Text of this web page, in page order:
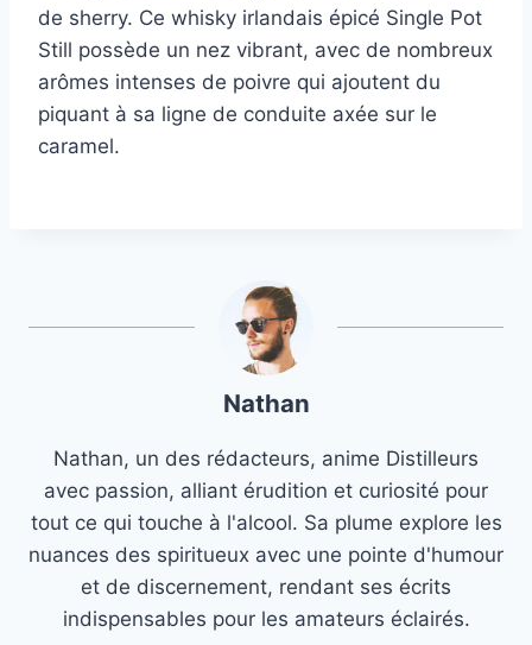
de sherry. Ce whisky irlandais épicé Single Pot
Still possède un nez vibrant, avec de nombreux
arômes intenses de poivre qui ajoutent du
piquant à sa ligne de conduite axée sur le
caramel.
Nathan
Nathan, un des rédacteurs, anime Distilleurs
avec passion, alliant érudition et curiosité pour
tout ce qui touche à l'alcool. Sa plume explore les
nuances des spiritueux avec une pointe d'humour
et de discernement, rendant ses écrits
indispensables pour les amateurs éclairés.